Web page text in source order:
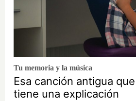
Tu memoria y la música
Esa canción antigua
tiene una explicación